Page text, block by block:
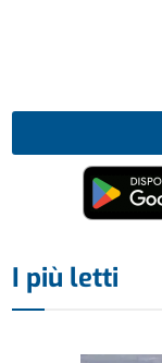
I più letti